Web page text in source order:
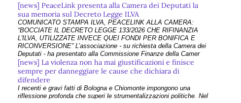
[news] PeaceLink presenta alla Camera dei Deputati la
sua memoria sul Decreto Legge ILVA
COMUNICATO STAMPA ILVA, PEACELINK ALLA CAMERA:
“BOCCIATE IL DECRETO LEGGE 133/2026 CHE RIFINANZIA
L'ILVA, UTILIZZATE INVECE QUEI FONDI PER BONIFICA E
RICONVERSIONE” L’associazione - su richiesta della Camera dei
Deputati - ha presentato alla Commissione Finanze della Camer
[news] La violenza non ha mai giustificazioni e finisce
sempre per danneggiare le cause che dichiara di
difendere
I recenti e gravi fatti di Bologna e Chiomonte impongono una
riflessione profonda che superi le strumentalizzazioni politiche. Nel